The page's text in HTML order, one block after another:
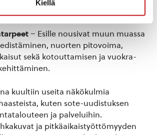
Kiellä
– Esille nousivat muun muassa
nuorten pitovoima,
sekä kotouttamisen ja vuokra-
kuultiin useita näkökulmia
kuten sote-uudistuksen
ja palveluihin.
ja pitkäaikaistyöttömyyden